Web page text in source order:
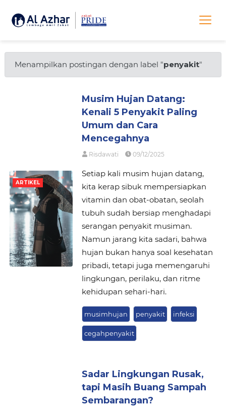
Menampilkan postingan dengan label "penyakit"
ARTIKEL
Musim Hujan Datang:
Kenali 5 Penyakit Paling
Umum dan Cara
Mencegahnya
Risdawati 09/12/2025
Setiap kali musim hujan datang,
kita kerap sibuk mempersiapkan
vitamin dan obat-obatan, seolah
tubuh sudah bersiap menghadapi
serangan penyakit musiman.
Namun jarang kita sadari, bahwa
hujan bukan hanya soal kesehatan
pribadi, tetapi juga memengaruhi
lingkungan, perilaku, dan ritme
kehidupan sehari-hari.
musimhujan penyakit infeksi
cegahpenyakit
Sadar Lingkungan Rusak,
tapi Masih Buang Sampah
Sembarangan?